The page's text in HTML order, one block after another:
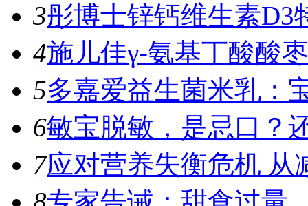
3彤博士锌钙维生素
4施儿佳γ-氨基丁酸酸
5多嘉爱益生菌米乳：
6敏宝脱敏，是忌口？
7应对营养失衡危机 从